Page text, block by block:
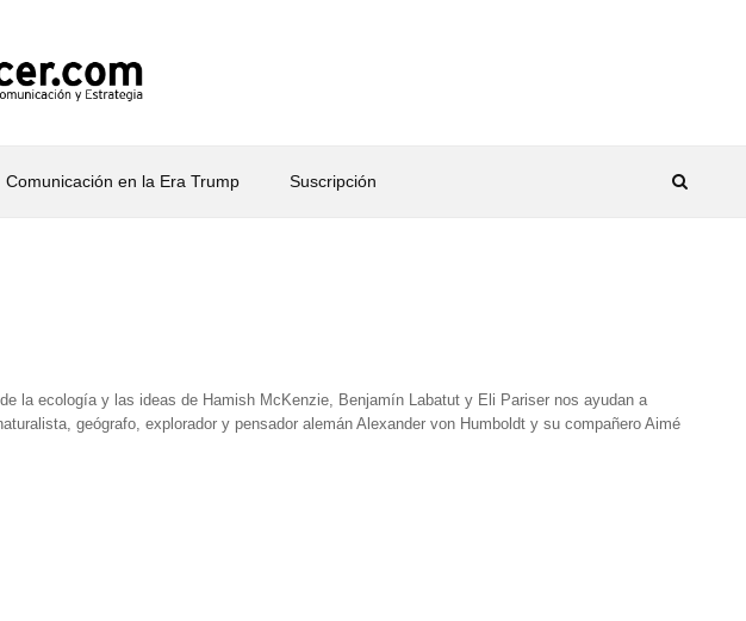
Comunicación en la Era Trump Suscripción
la ecología y las ideas de Hamish McKenzie, Benjamín Labatut y Eli Pariser nos ayudan a
geógrafo, explorador y pensador alemán Alexander von Humboldt y su compañero Aimé